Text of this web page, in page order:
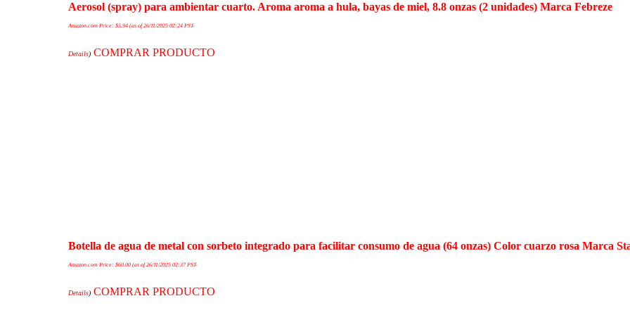
Aerosol (spray) para ambientar cuarto. Aroma aroma a hula, bayas de miel, 8.8 onzas (2 unidades) Marca Febreze
Amazon.com Price: $5.94 (as of 26/11/2025 02:24 PST-
Details) COMPRAR PRODUCTO
Botella de agua de metal con sorbeto integrado para facilitar consumo de agua (64 onzas) Color cuarzo rosa Marca
Amazon.com Price: $60.00 (as of 26/11/2025 02:37 PST-
Details) COMPRAR PRODUCTO